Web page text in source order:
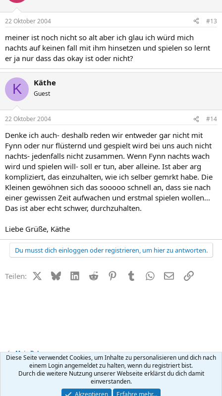
22 Oktober 2004 #13
meiner ist noch nicht so alt aber ich glau ich würd mich
nachts auf keinen fall mit ihm hinsetzen und spielen so lernt
er ja nur dass das okay ist oder nicht?
K Käthe
Guest
22 Oktober 2004 #14
Denke ich auch- deshalb reden wir entweder gar nicht mit
Fynn oder nur flüsternd und gespielt wird bei uns auch nicht
nachts- jedenfalls nicht zusammen. Wenn Fynn nachts wach
wird und spielen will- soll er tun, aber alleine. Ist aber arg
kompliziert, das einzuhalten, wie ich selber gemrkt habe. Die
Kleinen gewöhnen sich das sooooo schnell an, dass sie nach
einer gewissen Zeit aufwachen und erstmal spielen wollen...
Das ist aber echt schwer, durchzuhalten.
Liebe Grüße, Käthe
Du musst dich einloggen oder registrieren, um hier zu antworten.
Teilen: X (Twitter)
BlueskyLinkedIn
Reddit PinterestTumblr WhatsApp
E-MailLink
Mein Baby
Kontakt Nutzungsbedingungen Datenschutz Hilfe
R
Community platform by XenForo ® © 2010-2026 XenForo Ltd.
Diese Seite verwendet Cookies, um Inhalte zu personalisieren und dich nach
einem Login angemeldet zu halten, wenn du registriert bist.
Durch die weitere Nutzung unserer Webseite erklärst du dich damit
einverstanden.
Akzeptieren
Erfahre mehr…